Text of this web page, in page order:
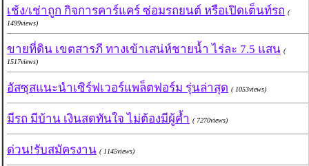
เช้ง/เช่าถูก กิจการคาร์แคร์ ซ่อมรถยนต์ หรือเปิดเต็นท์รถ (
1499views)
ขายที่ดิน เขตสารภี ทางเข้าเสน่ห์ชายน้ำ ไร่ละ 7.5 แสน (
1517views)
อัสซุสแนะนำเซิร์ฟเวอร์แพล็ตฟอร์ม รุ่นล่าสุด ( 1053views)
มีรถ มีบ้าน เงินสดทันใจ ไม่ต้องมีผู้ค้ำ ( 7270views)
ด่วน!รับสมัครงาน ( 1145views)